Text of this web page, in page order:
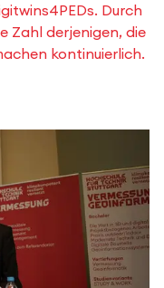
Durch
Zahl derjenigen, die
kontinuierlich.